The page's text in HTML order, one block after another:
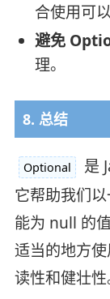
合使用可
避免
理。
8. 总结
Optional
是
它帮助我们
能为 null 的
适当的地方
读性和健壮性